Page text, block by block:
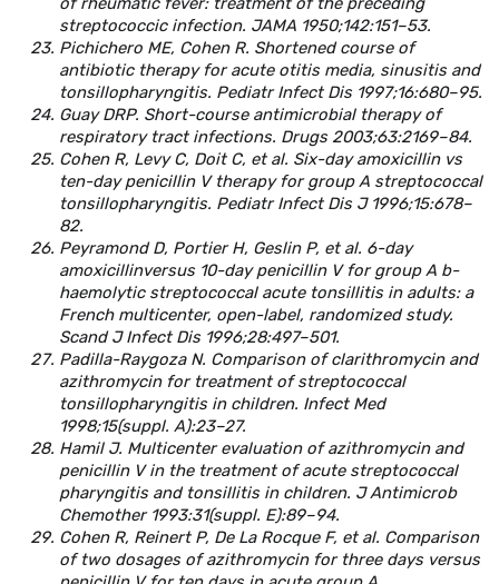
streptococcic infection. JAMA 1950;142:151–53.
Pichichero ME, Cohen R. Shortened course of
antibiotic therapy for acute otitis media, sinusitis and
tonsillopharyngitis. Pediatr Infect Dis 1997;16:680–95.
Guay DRP. Short-course antimicrobial therapy of
respiratory tract infections. Drugs 2003;63:2169–84.
Cohen R, Levy C, Doit C, et al. Six-day amoxicillin vs
ten-day penicillin V therapy for group A streptococcal
tonsillopharyngitis. Pediatr Infect Dis J 1996;15:678–
82.
Peyramond D, Portier H, Geslin P, et al. 6-day
amoxicillinversus 10-day penicillin V for group A b-
haemolytic streptococcal acute tonsillitis in adults: a
French multicenter, open-label, randomized study.
Scand J Infect Dis 1996;28:497–501.
Padilla-Raygoza N. Comparison of clarithromycin and
azithromycin for treatment of streptococcal
tonsillopharyngitis in children. Infect Med
1998;15(suppl. A):23–27.
Hamil J. Multicenter evaluation of azithromycin and
penicillin V in the treatment of acute streptococcal
pharyngitis and tonsillitis in children. J Antimicrob
Chemother 1993:31(suppl. E):89–94.
Cohen R, Reinert P, De La Rocque F, et al. Comparison
of two dosages of azithromycin for three days versus